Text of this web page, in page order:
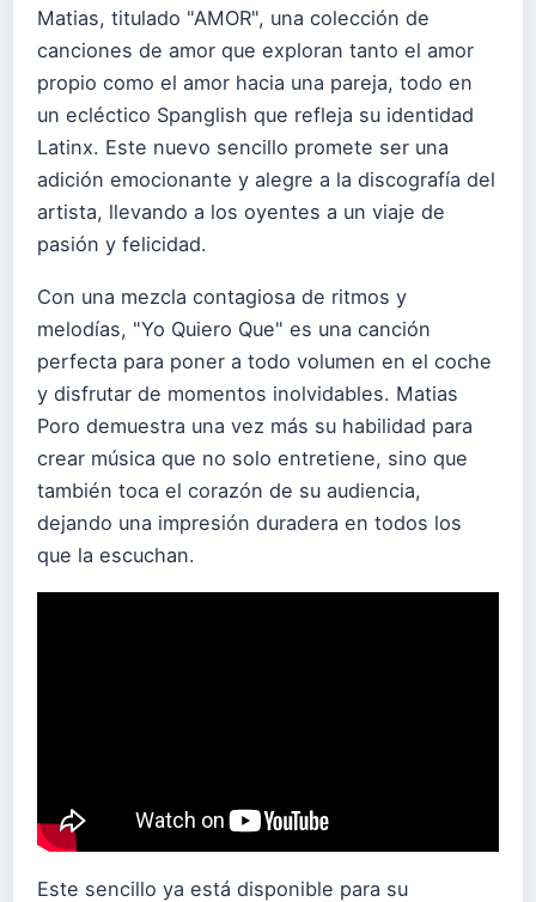
Matias, titulado "AMOR", una colección de
canciones de amor que exploran tanto el amor
propio como el amor hacia una pareja, todo en
un ecléctico Spanglish que refleja su identidad
Latinx. Este nuevo sencillo promete ser una
adición emocionante y alegre a la discografía del
artista, llevando a los oyentes a un viaje de
pasión y felicidad.
Con una mezcla contagiosa de ritmos y
melodías, "Yo Quiero Que" es una canción
perfecta para poner a todo volumen en el coche
y disfrutar de momentos inolvidables. Matias
Poro demuestra una vez más su habilidad para
crear música que no solo entretiene, sino que
también toca el corazón de su audiencia,
dejando una impresión duradera en todos los
que la escuchan.
Este sencillo ya está disponible para su